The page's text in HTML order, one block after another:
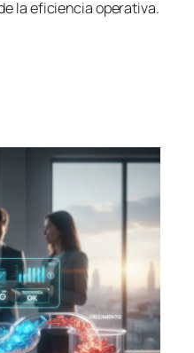
la eficiencia operativa.